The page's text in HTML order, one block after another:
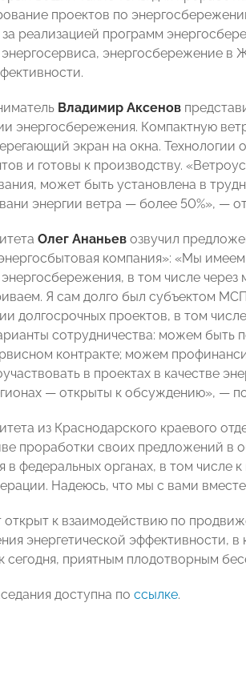
проектов по
за реализацией программ
энергосервиса, энергосбережение в
Владимир Аксенов
энергосбережения. Компактную
экран на окна.
и готовы к производству.
может быть установлена в
энергии ветра — более 50%», —
Олег Ананьев озвучил
компания»: «Мы
энергосбережения, в том числе
Я сам долго был субъектом
долгосрочных проектов, в том
сотрудничества: можем быть
контракте; можем
в проектах в качестве
— открыты к обсуждению», —
из Краснодарского краевого
проработки своих предложений в
в федеральных органах, в том числе
Надеюсь, что мы с вами
открыт к взаимодействию по
энергетической эффективности,
сегодня, приятным плодотворным
доступна по ссылке.